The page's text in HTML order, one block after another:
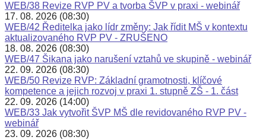
WEB/38 Revize RVP PV a tvorba ŠVP v praxi - webinář
17. 08. 2026 (08:30)
WEB/42 Ředitelka jako lídr změny: Jak řídit MŠ v kontextu
aktualizovaného RVP PV - ZRUŠENO
18. 08. 2026 (08:30)
WEB/47 Šikana jako narušení vztahů ve skupině - webinář
22. 09. 2026 (08:30)
WEB/50 Revize RVP: Základní gramotnosti, klíčové
kompetence a jejich rozvoj v praxi 1. stupně ZŠ - 1. část
22. 09. 2026 (14:00)
WEB/33 Jak vytvořit ŠVP MŠ dle revidovaného RVP PV -
webinář
23. 09. 2026 (08:30)